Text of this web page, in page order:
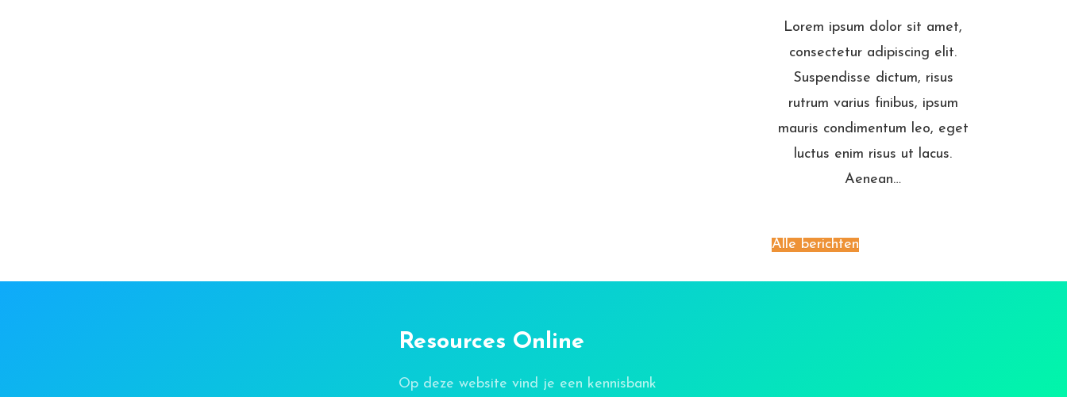
Lorem ipsum dolor sit amet,
consectetur adipiscing elit.
Suspendisse dictum, risus
rutrum varius finibus, ipsum
mauris condimentum leo, eget
luctus enim risus ut lacus.
Aenean…
Alle berichten
Resources Online
Op deze website vind je een kennisbank